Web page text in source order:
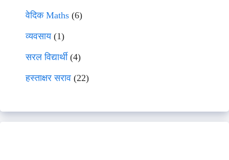
वेदिक Maths (6)
व्यवसाय(1)
सरल विद्यार्थी(4)
हस्ताक्षर सराव (22)